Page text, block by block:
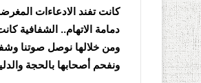
كانت تفند الادعاءات
دمامة الاتهام.. الشفافية
ومن خلالها نوصل صوتنا
ونفحم أصحابها بالحجة